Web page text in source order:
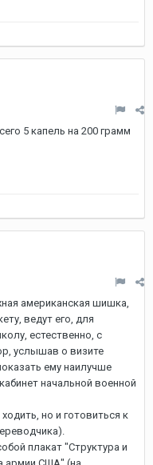
5 капель на 200 грамм
американская шишка,
ведут его, для
естественно, с
услышав о визите
ему наилучше
начальной военной
но и готовиться к
плакат "Структура и